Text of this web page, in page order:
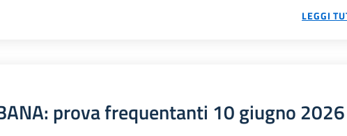
LEGGI
prova frequentanti 10 giugno 2026